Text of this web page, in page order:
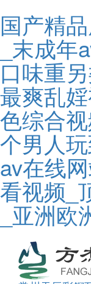
国产精
_末成
口味重
最爽乱
色综合
个男人
av在线
看视频_
_亚洲